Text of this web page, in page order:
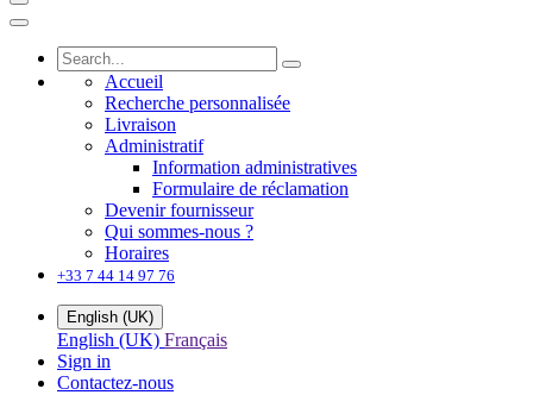
Accueil
Recherche personnalisée
Livraison
Administratif
Information administratives
Formulaire de réclamation
Devenir fournisseur
Qui sommes-nous ?
Horaires
+33 7 44 14 97 76
English (UK)
English (UK) Français
Sign in
Contactez-nous